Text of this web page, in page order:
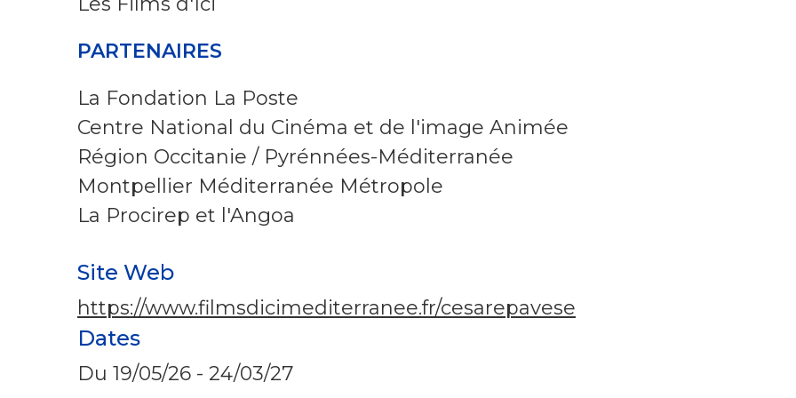
PARTENAIRES
La Fondation La Poste
Centre National du Cinéma et de l'image Animée
Région Occitanie / Pyrénnées-Méditerranée
Montpellier Méditerranée Métropole
La Procirep et l'Angoa
Site Web
https://www.filmsdicimediterranee.fr/cesarepavese
Dates
Du 19/05/26 - 24/03/27